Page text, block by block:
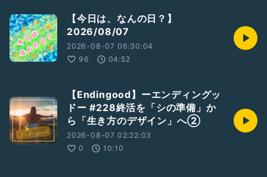
#知ってること
#知らないこと
#落ち着きある
#裏話 #女性トーカー
#ここが人生の分岐点
【今日は、なんの日？】
2026/08/07
2026-08-07 06:30:04
96
04:52
【Endingood】ーエンディングッ
ドー #228終活を「シの準備」か
ら「生き方のデザイン」へ②
2026-08-07 02:22:03
0
10:10